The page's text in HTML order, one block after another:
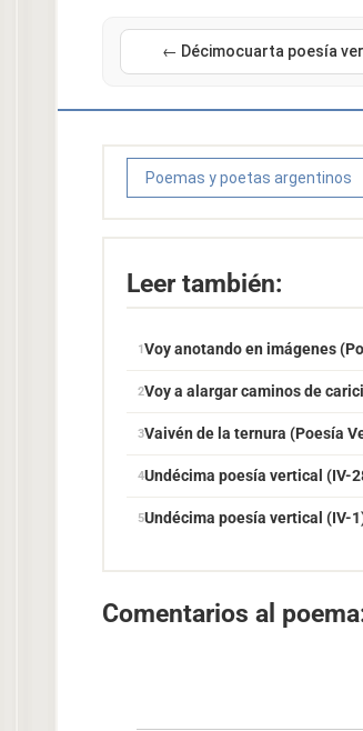
← Décimocuarta poesía
Poemas y poetas argentinos
Leer también:
Voy anotando en imágenes
Voy a alargar caminos de
Vaivén de la ternura (Poesía
Undécima poesía vertical (IV-
Undécima poesía vertical (IV-
Comentarios al